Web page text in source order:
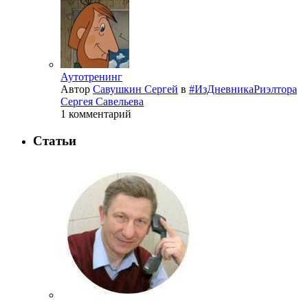
Аутотренинг
Автор Савушкин Сергей в #ИзДневникаРиэлтора
Сергея Савельева
1 комментарий
Статьи